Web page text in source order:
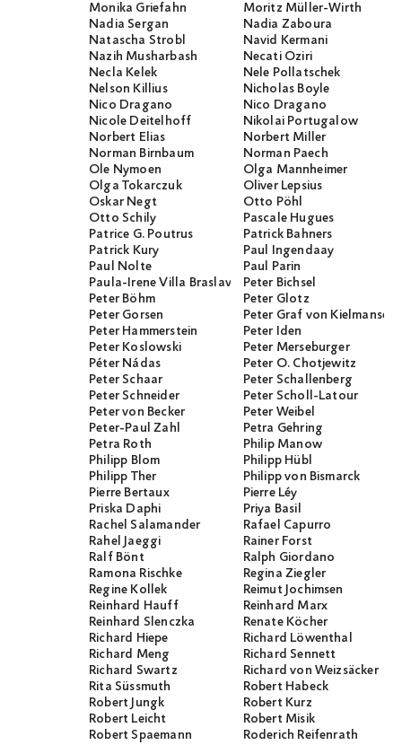
Monika Griefahn
Moritz Müller-Wirth
Nadia Sergan
Nadia Zaboura
Natascha Strobl
Navid Kermani
Nazih Musharbash
Necati Öziri
Necla Kelek
Nele Pollatschek
Nelson Killius
Nicholas Boyle
Nico Dragano
Nico Dragano
Nicole Deitelhoff
Nikolai Portugalow
Norbert Elias
Norbert Miller
Norman Birnbaum
Norman Paech
Ole Nymoen
Olga Mannheimer
Olga Tokarczuk
Oliver Lepsius
Oskar Negt
Otto Pöhl
Otto Schily
Pascale Hugues
Patrice G. Poutrus
Patrick Bahners
Patrick Kury
Paul Ingendaay
Paul Nolte
Paul Parin
Paula-Irene Villa BraslavskyPeter Bichsel
Peter Böhm
Peter Glotz
Peter Gorsen
Peter Graf von
Peter Hammerstein
Peter Iden
Peter Koslowski
Peter Merseburger
Péter Nádas
Peter O. Chotjewitz
Peter Schaar
Peter Schallenberg
Peter Schneider
Peter Scholl-Latour
Peter von Becker
Peter Weibel
Peter-Paul Zahl
Petra Gehring
Petra Roth
Philip Manow
Philipp Blom
Philipp Hübl
Philipp Ther
Philipp von Bismarck
Pierre Bertaux
Pierre Léy
Priska Daphi
Priya Basil
Rachel Salamander
Rafael Capurro
Rahel Jaeggi
Rainer Forst
Ralf Bönt
Ralph Giordano
Ramona Rischke
Regina Ziegler
Regine Kollek
Reimut Jochimsen
Reinhard Hauff
Reinhard Marx
Reinhard Slenczka
Renate Köcher
Richard Hiepe
Richard Löwenthal
Richard Meng
Richard Sennett
Richard Swartz
Richard von Weizsäcker
Rita Süssmuth
Robert Habeck
Robert Jungk
Robert Kurz
Robert Leicht
Robert Misik
Robert Spaemann
Roderich Reifenrath